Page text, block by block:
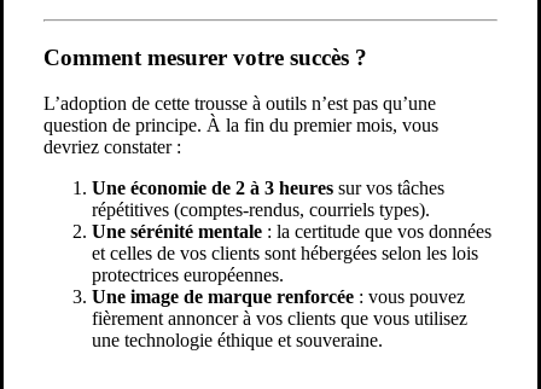
Comment mesurer votre succès ?
L’adoption de cette trousse à outils n’est pas qu’une
question de principe. À la fin du premier mois, vous
devriez constater :
Une économie de 2 à 3 heuressur vos tâches
répétitives (comptes-rendus, courriels types).
Une sérénité mentale: la certitude que vos données
et celles de vos clients sont hébergées selon les lois
protectrices européennes.
Une image de marque renforcée: vous pouvez
fièrement annoncer à vos clients que vous utilisez
une technologie éthique et souveraine.